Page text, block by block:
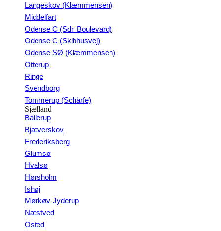
Langeskov (Klæmmensen)
Middelfart
Odense C (Sdr. Boulevard)
Odense C (Skibhusvej)
Odense SØ (Klæmmensen)
Otterup
Ringe
Svendborg
Tommerup (Schärfe)
Sjælland
Ballerup
Bjæverskov
Frederiksberg
Glumsø
Hvalsø
Hørsholm
Ishøj
Mørkøv-Jyderup
Næstved
Osted